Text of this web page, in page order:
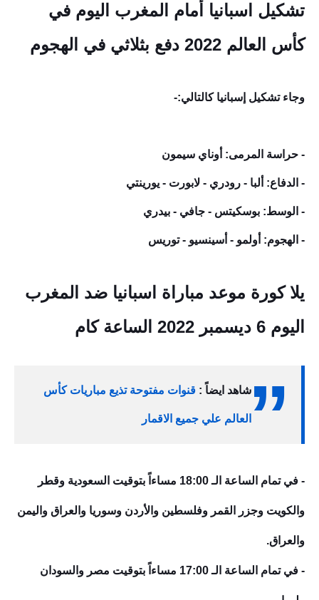
تشكيل اسبانيا أمام المغرب اليوم في
كأس العالم 2022 دفع بثلاثي في الهجوم
وجاء تشكيل إسبانيا كالتالي:-
- حراسة المرمى: أوناي سيمون
- الدفاع: ألبا - رودري - لابورت - يورينتي
- الوسط: بوسكيتس - جافي - بيدري
- الهجوم: أولمو - أسينسيو - توريس
يلا كورة موعد مباراة اسبانيا ضد المغرب
اليوم 6 ديسمبر 2022 الساعة كام
شاهد ايضاً : قنوات مفتوحة تذيع مبار يات كأس
العالم علي جميع الاقمار
- في تمام الساعة الـ 18:00 مساءاً بتوقيت السعودية وقطر
والكويت وجزر القمر وفلسطين والأردن وسوريا والعراق واليمن
والعراق.
- في تمام الساعة الـ 17:00 مساءاً بتوقيت مصر والسودان